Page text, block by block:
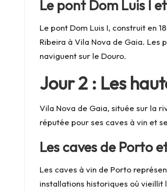
Le pont Dom Luis I
Le pont Dom Luis I, construit en
Ribeira à Vila Nova de Gaia. Les
naviguent sur le Douro.
Jour 2 : Les
Vila Nova de Gaia, située sur la
réputée pour ses caves à vin et
Les caves de Porto
Les caves à vin de Porto
installations historiques où vieillit